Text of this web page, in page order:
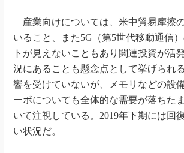
産業向けについては、米中貿易摩擦
いること、また5G（第5世代移動通信
トが見えないこともあり関連投資が活
況にあることも懸念点として挙げられ
響を受けていないが、メモリなどの設
ーボについても全体的な需要が落ちた
いて注視している。2019年下期には回
い状況だ。